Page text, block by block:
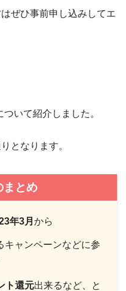
ぜひ事前申し込みしてエ
いて紹介しました。
となります。
まとめ
年3月から
キャンペーンなどに参
ト還元出来るなど、と